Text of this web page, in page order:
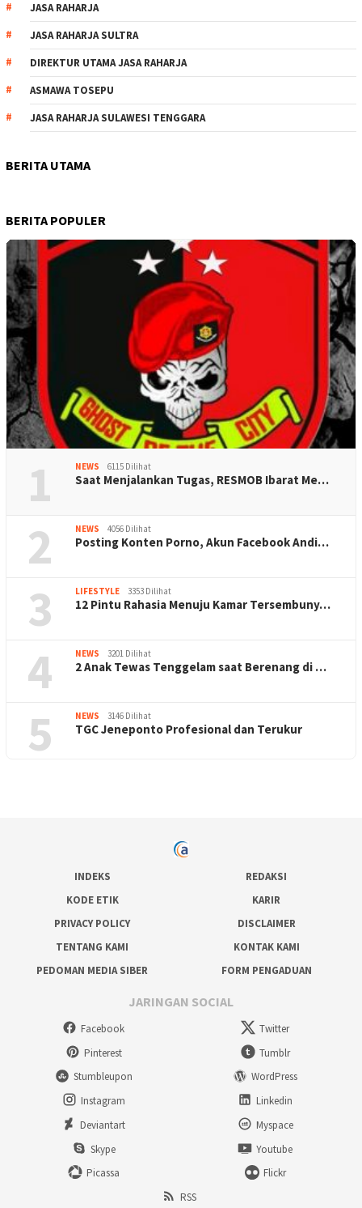
JASA RAHARJA
JASA RAHARJA SULTRA
DIREKTUR UTAMA JASA RAHARJA
ASMAWA TOSEPU
JASA RAHARJA SULAWESI TENGGARA
BERITA UTAMA
BERITA POPULER
1 NEWS 6115 Dilihat
Saat Menjalankan Tugas, RESMOB Ibarat Me…
2 NEWS 4056 Dilihat
Posting Konten Porno, Akun Facebook Andi…
3 LIFESTYLE 3353 Dilihat
12 Pintu Rahasia Menuju Kamar Tersembuny…
4 NEWS 3201 Dilihat
2 Anak Tewas Tenggelam saat Berenang di …
5 NEWS 3146 Dilihat
TGC Jeneponto Profesional dan Terukur
INDEKS
REDAKSI
KODE ETIK
KARIR
PRIVACY POLICY
DISCLAIMER
TENTANG KAMI
KONTAK KAMI
PEDOMAN MEDIA SIBER
FORM PENGADUAN
JARINGAN SOCIAL
Facebook
Twitter
Pinterest
Tumblr
Stumbleupon
WordPress
Instagram
Linkedin
Deviantart
Myspace
Skype
Youtube
Picassa
Flickr
RSS